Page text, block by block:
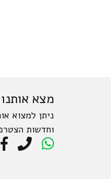
מצא אותנו
ניתן למצוא
וחדשות